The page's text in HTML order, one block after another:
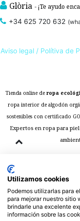
Glòria - ¡Te ayudo
+34 625 720 632
Aviso legal / Polítiva de
Tienda online de ropa
ropa interior de algodón
sostenibles con certificado
Expertos en ropa para
Utilizamos cookies
Podemos utilizarlas para
para mejorar nuestro sitio
brindarle una excelente
información sobre las